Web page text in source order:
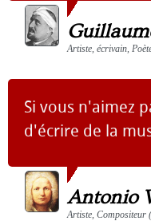
Artiste, écrivain,
Si vous n'aimez
d'écrire de la
Antonio
Artiste, Compositeur